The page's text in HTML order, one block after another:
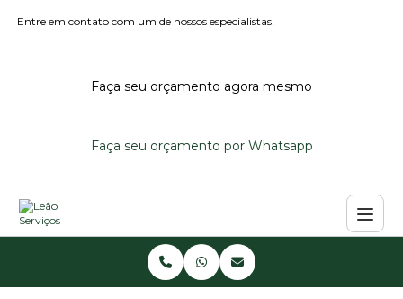
Entre em contato com um de nossos especialistas!
Faça seu orçamento agora mesmo
Faça seu orçamento por Whatsapp